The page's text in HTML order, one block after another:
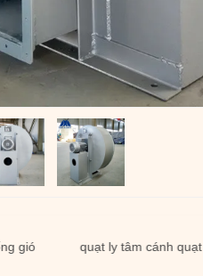
quạt ly tâm cánh quạt